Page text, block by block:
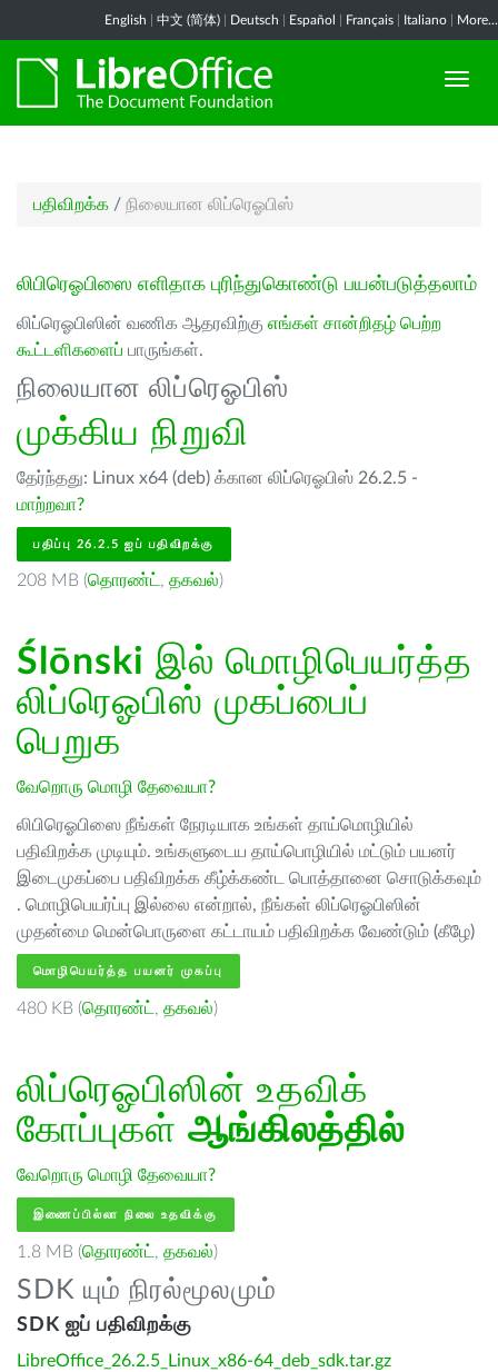
English 中文 (简体) Deutsch Español Français Italiano More...
பதிவிறக்க / நிலையான லிப்ரெஓபிஸ்
லிபிரெஓபிஸை எளிதாக புரிந்துகொண்டு பயன்படுத்தலாம்
லிப்ரெஓபிஸின் வணிக ஆதரவிற்கு எங்கள் சான்றிதழ் பெற்ற
கூட்டளிகளைப் பாருங்கள்.
நிலையான லிப்ரெஓபிஸ்
முக்கிய நிறுவி
தேர்ந்தது: Linux x64 (deb) க்கான லிப்ரெஓபிஸ் 26.2.5 -
மாற்றவா?
பதிப்பு 26.2.5 ஐப் பதிவிறக்கு
208 MB (தொரண்ட் , தகவல்)
Ślōnski இல் மொழிபெயர்த்த
லிப்ரெஓபிஸ் முகப்பைப்
பெறுக
வேறொரு மொழி தேவையா?
லிபிரெஓபிஸை நீங்கள் நேரடியாக உங்கள் தாய்மொழியில்
பதிவிறக்க முடியும். உங்களுடைய தாய்பொழியில் மட்டும் பயனர்
இடைமுகப்பை பதிவிறக்க கீழ்க்கண்ட பொத்தானை சொடுக்கவும்
. மொழிபெயர்ப்பு இல்லை என்றால், நீங்கள் லிப்ரெஓபிஸின்
முதன்மை மென்பொருளை கட்டாயம் பதிவிறக்க வேண்டும் (கீழே)
மொழிபெயர்த்த பயனர் முகப்பு
480 KB (தொரண்ட் , தகவல்)
லிப்ரெஓபிஸின் உதவிக்
கோப்புகள் ஆங்கிலத்தில்
வேறொரு மொழி தேவையா?
இணைப்பில்லா நிலை உதவிக்கு
1.8 MB (தொரண்ட் , தகவல்)
SDK யும் நிரல்மூலமும்
SDK ஐப் பதிவிறக்கு
LibreOffice_26.2.5_Linux_x86-64_deb_sdk.tar.gz